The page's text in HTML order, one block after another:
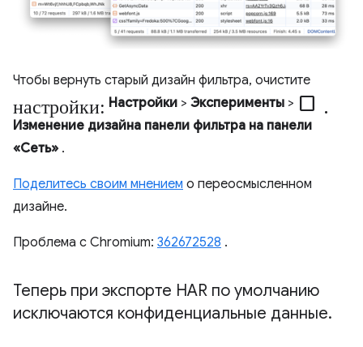
Чтобы вернуть старый дизайн фильтра, очистите
настройки: Настройки > Эксперименты > check_box_outline_blank.
Изменение дизайна панели фильтра на панели
«Сеть» .
Поделитесь своим мнением о переосмысленном
дизайне.
Проблема с Chromium: 362672528 .
Теперь при экспорте HAR по умолчанию
исключаются конфиденциальные данные.